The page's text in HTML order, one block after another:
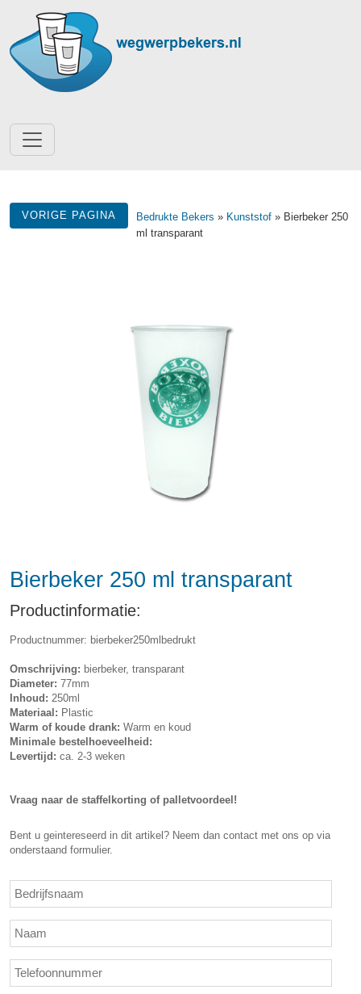
VORIGE PAGINA Bedrukte Bekers » Kunststof » Bierbeker 250
ml transparant
Bierbeker 250 ml transparant
Productinformatie:
Productnummer: bierbeker250mlbedrukt
Omschrijving: bierbeker, transparant
Diameter: 77mm
Inhoud: 250ml
Materiaal: Plastic
Warm of koude drank: Warm en koud
Minimale bestelhoeveelheid:
Levertijd: ca. 2-3 weken
Vraag naar de staffelkorting of palletvoordeel!
Bent u geintereseerd in dit artikel? Neem dan contact met ons op via
onderstaand formulier.